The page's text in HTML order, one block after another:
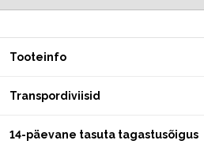
Tooteinfo
Transpordiviisid
14-päevane tasuta tagastusõigus